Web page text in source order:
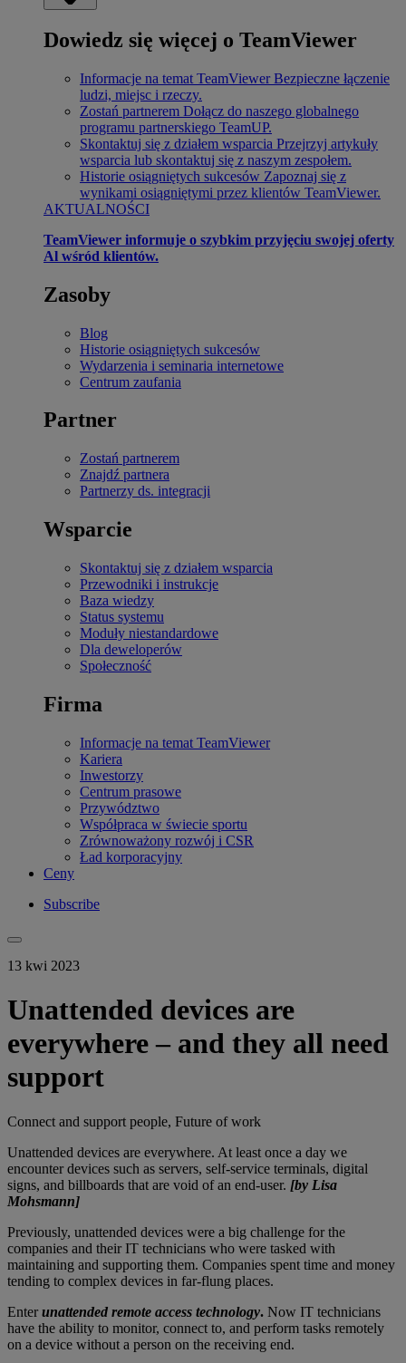
Dowiedz się więcej o TeamViewer
Informacje na temat TeamViewer Bezpieczne łączenie
ludzi, miejsc i rzeczy.
Zostań partnerem Dołącz do naszego globalnego
programu partnerskiego TeamUP.
Skontaktuj się z działem wsparcia Przejrzyj artykuły
wsparcia lub skontaktuj się z naszym zespołem.
Historie osiągniętych sukcesów Zapoznaj się z
wynikami osiągniętymi przez klientów TeamViewer.
AKTUALNOŚCI
TeamViewer informuje o szybkim przyjęciu swojej oferty
Al wśród klientów.
Zasoby
Blog
Historie osiągniętych sukcesów
Wydarzenia i seminaria internetowe
Centrum zaufania
Partner
Zostań partnerem
Znajdź partnera
Partnerzy ds. integracji
Wsparcie
Skontaktuj się z działem wsparcia
Przewodniki i instrukcje
Baza wiedzy
Status systemu
Moduły niestandardowe
Dla deweloperów
Społeczność
Firma
Informacje na temat TeamViewer
Kariera
Inwestorzy
Centrum prasowe
Przywództwo
Współpraca w świecie sportu
Zrównoważony rozwój i CSR
Ład korporacyjny
Ceny
Subscribe
13 kwi 2023
Unattended devices are
everywhere – and they all need
support
Connect and support people, Future of work
Unattended devices are everywhere. At least once a day we
encounter devices such as servers, self-service terminals, digital
signs, and billboards that are void of an end-user. [by Lisa
Mohsmann]
Previously, unattended devices were a big challenge for the
companies and their IT technicians who were tasked with
maintaining and supporting them. Companies spent time and money
tending to complex devices in far-flung places.
Enterunattended remote access technology. Now IT technicians
have the ability to monitor, connect to, and perform tasks remotely
on a device without a person on the receiving end.